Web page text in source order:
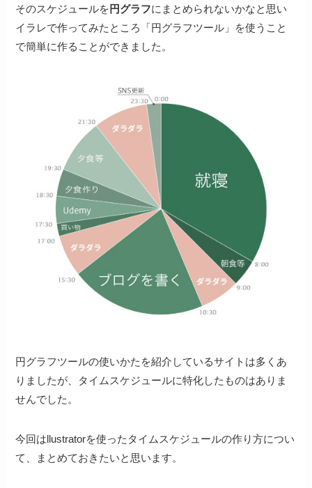
そのスケジュールを 円グラフにまとめられないかなと思い
イラレで作ってみたところ「円グラフツール」を使うこと
で簡単に作ることができました。
円グラフツールの使いかたを紹介しているサイトは多くあ
りましたが、タイムスケジュールに特化したものはありま
せんでした。
今回はllustratorを使ったタイムスケジュールの作り方につい
て、まとめておきたいと思います。